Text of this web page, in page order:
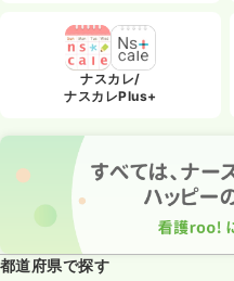
ナスカレ/
ナスカレPlus+
都道府県で探す